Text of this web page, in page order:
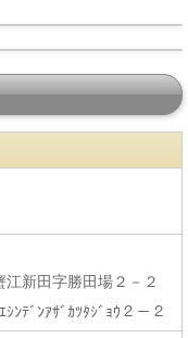
新田字勝田場２－２
ｼﾝﾃﾞﾝｱｻﾞｶﾂﾀｼﾞｮｳ２－２